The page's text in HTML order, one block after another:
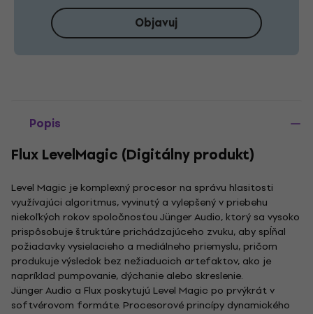
Objavuj
Popis
Flux LevelMagic (Digitálny produkt)
Level Magic je komplexný procesor na správu hlasitosti
využívajúci algoritmus, vyvinutý a vylepšený v priebehu
niekoľkých rokov spoločnosťou Jünger Audio, ktorý sa vysoko
prispôsobuje štruktúre prichádzajúceho zvuku, aby spĺňal
požiadavky vysielacieho a mediálneho priemyslu, pričom
produkuje výsledok bez nežiaducich artefaktov, ako je
napríklad pumpovanie, dýchanie alebo skreslenie.
Jünger Audio a Flux poskytujú Level Magic po prvýkrát v
softvérovom formáte. Procesorové princípy dynamického